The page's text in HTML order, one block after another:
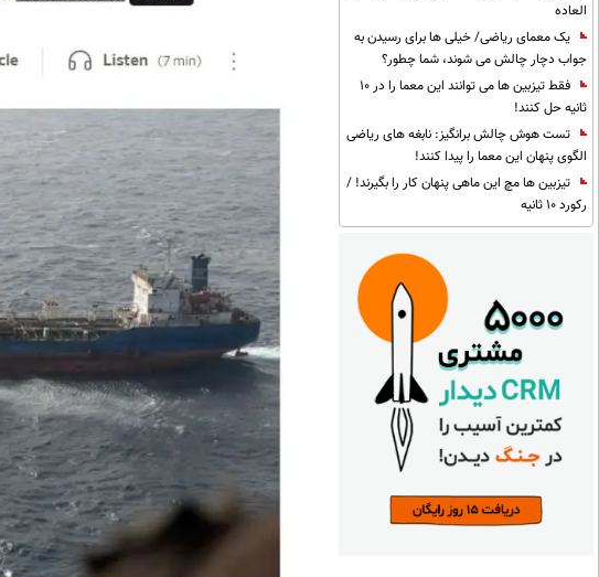
العاده
یک معمای ریاضی/ خیلی ها برای رسیدن به
جواب دچار چالش می شوند، شما چطور؟
فقط تیزبین ها می توانند این معما را در 10
ثانیه حل کنند!
تست هوش چالش برانگیز: نابغه های ریاضی
الگوی پنهان این معما را پیدا کنند!
تیزبین ها مچ این ماهی پنهان کار را بگیرند! /
رکورد 10 ثانیه